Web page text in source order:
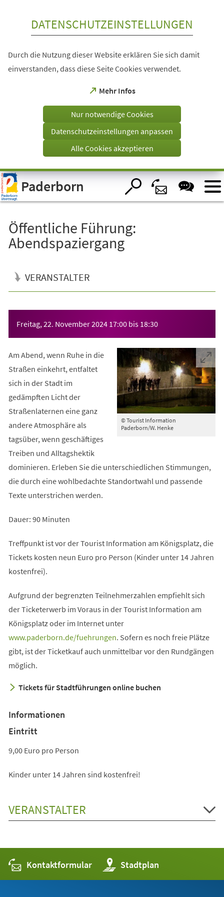
Visuelle
Assistenzsoftware
öffnen.
DATENSCHUTZEINSTELLUNGEN
Durch die Nutzung dieser Website erklären Sie sich damit
einverstanden, dass diese Seite Cookies verwendet.
Mehr Infos
(Öffnet
einem
Tab)
Nur notwendige Cookies
Datenschutzeinstellungen anpassen
Alle Cookies akzeptieren
Paderborn
Öffentliche Führung:
Abendspaziergang
VERANSTALTER
Freitag, 22. November 2024 17:00 bis 18:30
© Tourist Information
Paderborn/W. Henke
Am Abend, wenn Ruhe in die
Straßen einkehrt, entfaltet
sich in der Stadt im
gedämpften Licht der
Straßenlaternen eine ganz
andere Atmosphäre als
tagsüber, wenn geschäftiges
Treiben und Alltagshektik
dominieren. Erleben Sie die unterschiedlichen Stimmungen,
die durch eine wohlbedachte Standortwahl und passende
Texte unterstrichen werden.
Dauer: 90 Minuten
Treffpunkt ist vor der Tourist Information am Königsplatz, die
Tickets kosten neun Euro pro Person (Kinder unter 14 Jahren
kostenfrei).
Aufgrund der begrenzten Teilnehmerzahlen empfiehlt sich
der Ticketerwerb im Voraus in der Tourist Information am
Königsplatz oder im Internet unter
www.paderborn.de/fuehrungen
(Öffnet
einem
Tab)
. Sofern es noch freie Plätze
gibt, ist der Ticketkauf auch unmittelbar vor den Rundgängen
möglich.
Tickets für Stadtführungen online buchen
Informationen
Eintritt
9,00 Euro pro Person
Kinder unter 14 Jahren sind kostenfrei!
VERANSTALTER
Kontaktformular Stadtplan
(Öffnet
in
einem